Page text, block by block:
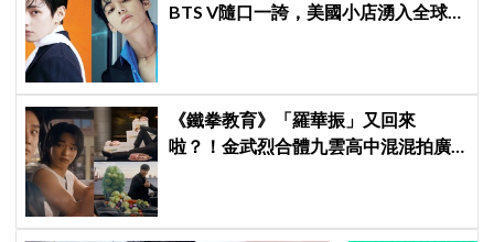
BTS V隨口一誇，美國小店湧入全球
《鐵拳教育》「羅華振」又回來
啦？！金武烈合體九雲高中混混拍廣